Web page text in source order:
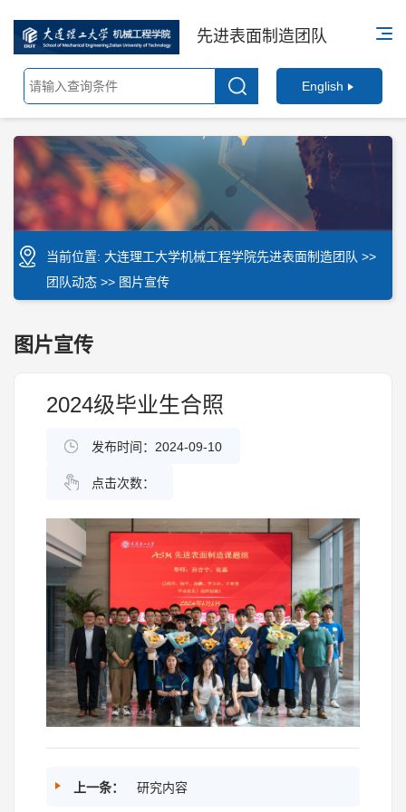
先进表面制造团队
English
当前位置: 大连理工大学机械工程学院先进表面制造团队 >>
团队动态 >> 图片宣传
图片宣传
2024级毕业生合照
发布时间：2024-09-10
点击次数：
上一条： 研究内容